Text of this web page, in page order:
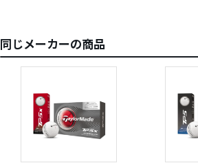
同じメーカーの商品